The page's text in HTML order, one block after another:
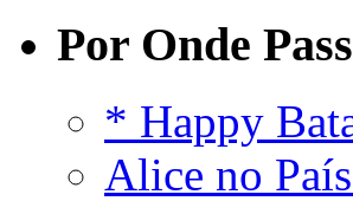
Por Onde
* Happy
Alice no